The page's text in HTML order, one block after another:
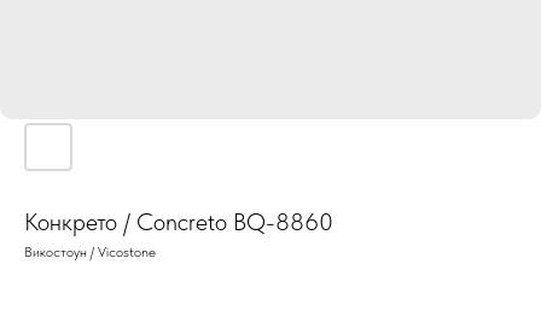
Конкрето / Concreto BQ-8860
Викостоун / Vicostone